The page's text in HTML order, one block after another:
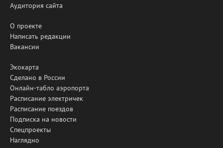
Аудитория сайта
О проекте
Написать редакции
Вакансии
Экокарта
Сделано в России
Онлайн-табло аэропорта
Расписание электричек
Расписание поездов
Подписка на новости
Спецпроекты
Наглядно